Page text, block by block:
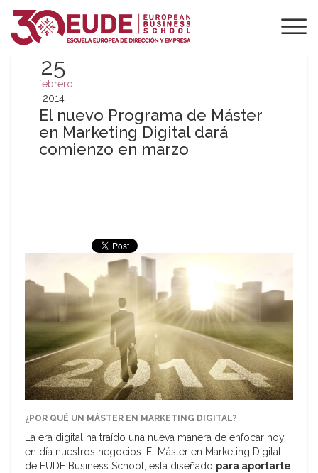
25
febrero
2014
El nuevo Programa de Máster
en Marketing Digital dará
comienzo en marzo
¿POR QUÉ UN MÁSTER EN MARKETING DIGITAL?
La era digital ha traído una nueva manera de enfocar hoy
en día nuestros negocios. El Máster en Marketing Digital
de EUDE Business School, está diseñado para aportarte